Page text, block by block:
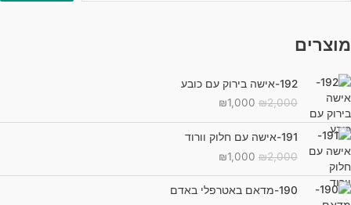
מוצרים
192-אישה בירוק עם כובע
₪2,000
המחיר
היה:
₪1,000
הוא:
191-אישה עם חלוק וורוד
₪2,000
המחיר
היה:
₪1,000
הוא:
190-מדאם באטרפלי באדם